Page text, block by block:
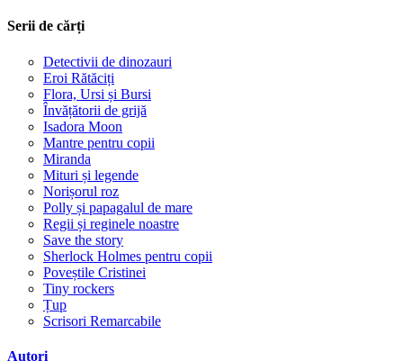
Serii de cărți
Detectivii de dinozauri
Eroi Rătăciți
Flora, Ursi și Bursi
Învățătorii de grijă
Isadora Moon
Mantre pentru copii
Miranda
Mituri și legende
Norișorul roz
Polly și papagalul de mare
Regii și reginele noastre
Save the story
Sherlock Holmes pentru copii
Poveștile Cristinei
Tiny rockers
Țup
Scrisori Remarcabile
Autori